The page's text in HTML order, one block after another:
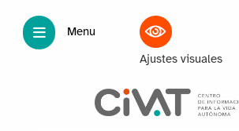
Menu
Ajustes visuales